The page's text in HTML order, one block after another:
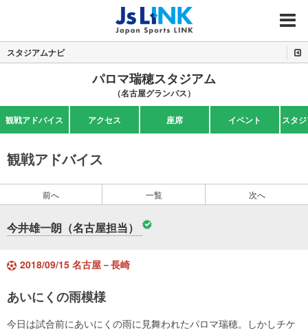
MENU
スタジアムナビ
パロマ瑞穂スタジアム
（名古屋グランパス）
観戦アドバイス アクセス 座席 イベント スタ
観戦アドバイス
前へ 一覧 次へ
今井雄一朗（名古屋担当）
2018/09/15 名古屋－長崎
あいにくの雨模様
今日は試合前にあいにくの雨に見舞われたパロマ瑞穂。しかしチケ